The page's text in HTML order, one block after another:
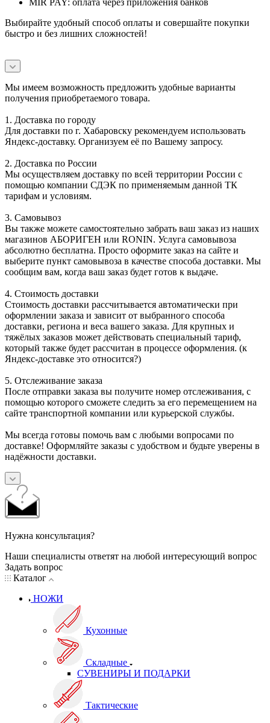
Выбирайте удобный способ оплаты и совершайте покупки
быстро и без лишних сложностей!
Мы имеем возможность предложить удобные варианты
получения приобретаемого товара.
1. Доставка по городу
Для доставки по г. Хабаровску рекомендуем использовать
Яндекс-доставку. Организуем её по Вашему запросу.
2. Доставка по России
Мы осуществляем доставку по всей территории России с
помощью компании СДЭК по применяемым данной ТК
тарифам и условиям.
3. Самовывоз
Вы также можете самостоятельно забрать ваш заказ из наших
магазинов АБОРИГЕН или RONIN. Услуга самовывоза
абсолютно бесплатна. Просто оформите заказ на сайте и
выберите пункт самовывоза в качестве способа доставки. Мы
сообщим вам, когда ваш заказ будет готов к выдаче.
4. Стоимость доставки
Стоимость доставки рассчитывается автоматически при
оформлении заказа и зависит от выбранного способа
доставки, региона и веса вашего заказа. Для крупных и
тяжёлых заказов может действовать специальный тариф,
который также будет рассчитан в процессе оформления. (к
Яндекс-доставке это относится?)
5. Отслеживание заказа
После отправки заказа вы получите номер отслеживания, с
помощью которого сможете следить за его перемещением на
сайте транспортной компании или курьерской службы.
Мы всегда готовы помочь вам с любыми вопросами по
доставке! Оформляйте заказы с удобством и будьте уверены в
надёжности доставки.
Нужна консультация?
Наши специалисты ответят на любой интересующий вопрос
Задать вопрос
Каталог
НОЖИ
Кухонные
Складные
СУВЕНИРЫ И ПОДАРКИ
Тактические